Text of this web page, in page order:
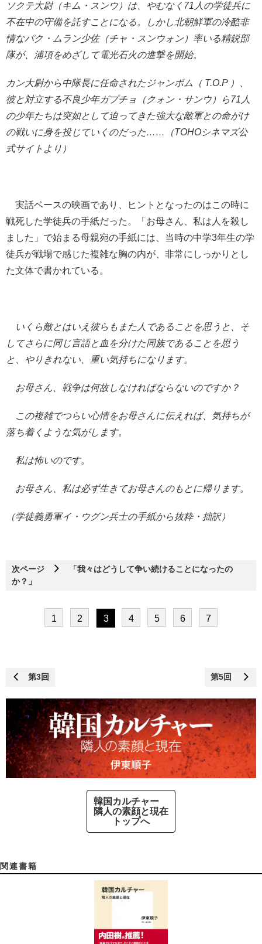
ソクテ大尉（キム・スンウ）は、やむなく71人の学徒兵に
不在中の守備を託すことになる。しかし北朝鮮軍の冷酷非
情なパク・ムラン少佐（チャ・スンウォン）率いる精鋭部
隊が、浦項をめざして電光石火の進撃を開始。
カン大尉から中隊長に任命されたジャンボム（ T.O.P ）、
彼と対立する不良少年ガプチョ（クォン・サンウ）ら71人
の少年たちは突如として迫ってきた強大な敵軍との命がけ
の戦いに身を投じていくのだった……（TOHOシネマズ公
式サイトより）
実話ベースの映画であり、ヒントとなったのはこの時に
戦死した学徒兵の手紙だった。「お母さん、私は人を殺し
ました」で始まる母親宛の手紙には、当時の中学3年生の学
徒兵が戦場で感じた複雑な胸の内が、非常にしっかりとし
た文体で書かれている。
いくら敵とはいえ彼らもまた人であることを思うと、そ
してさらに同じ言語と血を分けた同族であることを思う
と、やりきれない、重い気持ちになります。
お母さん、戦争は何故しなければならないのですか？
この複雑でつらい心情をお母さんに伝えれば、気持ちが
落ち着くような気がします。
私は怖いのです。
お母さん、私は必ず生きてお母さんのもとに帰ります。
（学徒義勇軍イ・ウグン兵士の手紙から抜粋・拙訳）
次ページ
「我々はどうして争い続けることになったの
か？」
1 2 3 4 5 6 7
第3回 第5回
韓国カルチャー
隣人の素顔と現在
トップへ
関連書籍